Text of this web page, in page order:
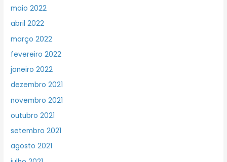
maio 2022
abril 2022
março 2022
fevereiro 2022
janeiro 2022
dezembro 2021
novembro 2021
outubro 2021
setembro 2021
agosto 2021